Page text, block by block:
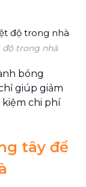
độ trong nhà
bóng
giúp giảm
chi phí
tây để